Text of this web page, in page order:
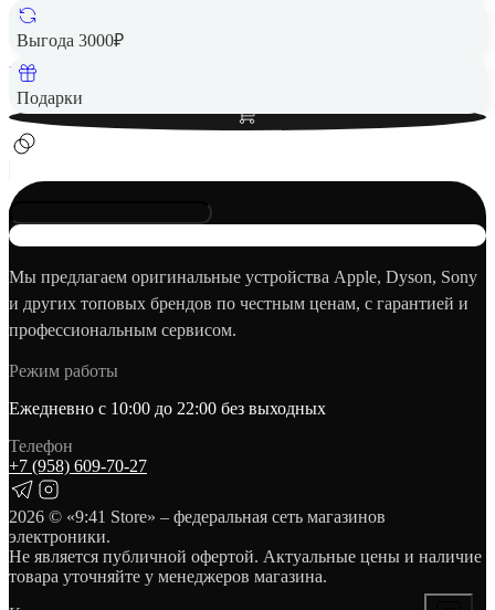
Выгода 3000₽
Подарки
14 790 ₽
Вернем до
Мы предлагаем оригинальные устройства Apple, Dyson, Sony
и других топовых брендов по честным ценам, с гарантией и
профессиональным сервисом.
Режим работы
Ежедневно с 10:00 до 22:00 без выходных
Телефон
+7 (958) 609‑70‑27
2026 © «9:41 Store» – федеральная сеть магазинов
электроники.
Не является публичной офертой. Актуальные цены и наличие
товара уточняйте у менеджеров магазина.